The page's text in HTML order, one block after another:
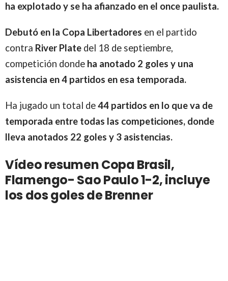
ha explotado y se ha afianzado en el once paulista.
Debutó en la Copa Libertadores en el partido
contra River Plate del 18 de septiembre,
competición donde ha anotado 2 goles y una
asistencia en 4 partidos en esa temporada.
Ha jugado un total de44 partidos en lo que va de
temporada entre todas las competiciones, donde
lleva anotados 22 goles y 3 asistencias.
Vídeo resumen Copa Brasil,
Flamengo- Sao Paulo 1-2, incluye
los dos goles de Brenner